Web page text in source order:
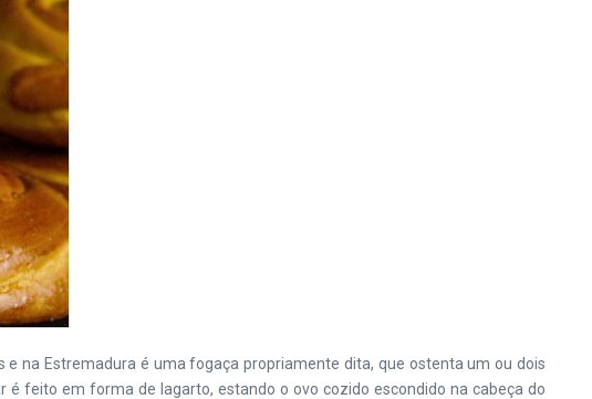
na Estremadura é uma fogaça propriamente dita, que ostenta um ou dois
é feito em forma de lagarto, estando o ovo cozido escondido na cabeça do